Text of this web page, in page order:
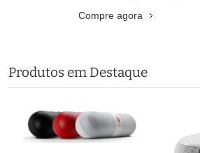
Compre agora
Produtos em Destaque